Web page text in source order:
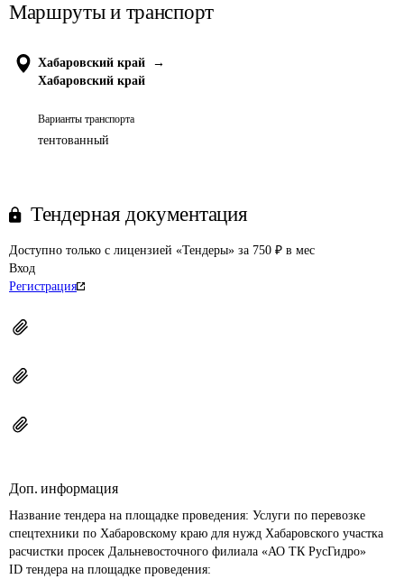
Маршруты и транспорт
Хабаровский край
→
Хабаровский край
Варианты транспорта
тентованный
Тендерная документация
Доступно только с лицензией «Тендеры» за 750 ₽ в мес
Вход
Регистрация
Доп. информация
Название тендера на площадке проведения: Услуги по перевозке
спецтехники по Хабаровскому краю для нужд Хабаровского участка
расчистки просек Дальневосточного филиала «АО ТК РусГидро»
ID тендера на площадке проведения: